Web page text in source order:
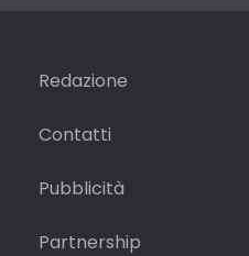
Redazione
Contatti
Pubblicità
Partnership